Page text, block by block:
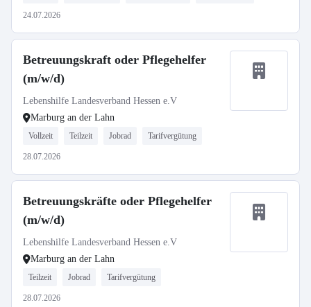
24.07.2026
Betreuungskraft oder Pflegehelfer
(m/w/d)
Lebenshilfe Landesverband Hessen e.V
Marburg an der Lahn
Vollzeit Teilzeit Jobrad Tarifvergütung
28.07.2026
Betreuungskräfte oder Pflegehelfer
(m/w/d)
Lebenshilfe Landesverband Hessen e.V
Marburg an der Lahn
Teilzeit Jobrad Tarifvergütung
28.07.2026